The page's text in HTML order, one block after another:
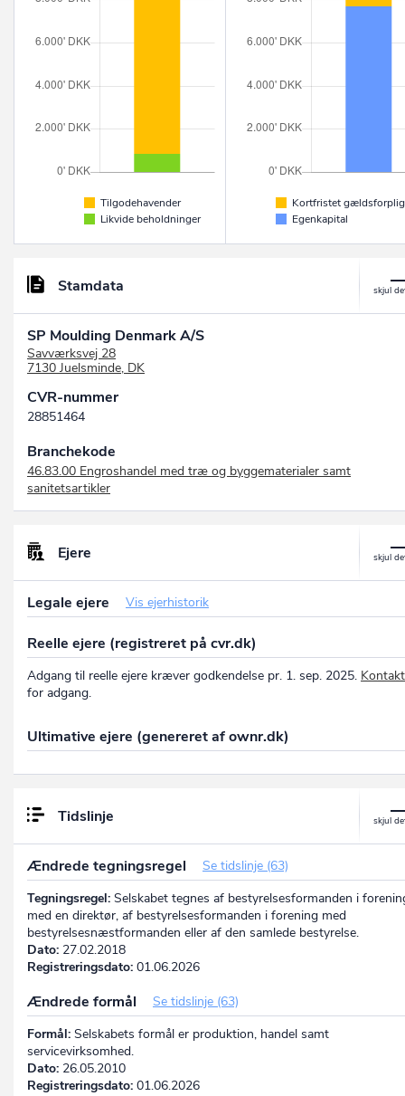
Tilgodehavender
Likvide beholdninger
Kortfristet
Egenkapital
Stamdata
SP Moulding Denmark A/S
Savværksvej 28
7130 Juelsminde, DK
CVR-nummer
28851464
Branchekode
46.83.00 Engroshandel med træ og byggematerialer samt
sanitetsartikler
Ejere
Legale ejere Vis ejerhistorik
Reelle ejere (registreret på cvr.dk)
Adgang til reelle ejere kræver godkendelse pr. 1. sep. 2025.
for adgang.
Ultimative ejere (genereret af ownr.dk)
Tidslinje
Ændrede tegningsregel
Se tidslinje (63)
Tegningsregel: Selskabet tegnes af bestyrelsesformanden i
med en direktør, af bestyrelsesformanden i forening med
bestyrelsesnæstformanden eller af den samlede bestyrelse.
Dato: 27.02.2018
Registreringsdato: 01.06.2026
Ændrede formål
Se tidslinje (63)
Formål: Selskabets formål er produktion, handel samt
servicevirksomhed.
Dato: 26.05.2010
Registreringsdato: 01.06.2026